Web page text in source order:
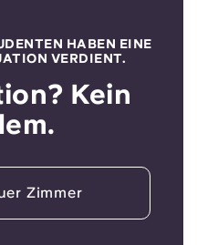
HABEN EINE
VERDIENT.
Kein
Zimmer